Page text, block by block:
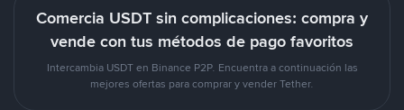
Comercia USDT sin complicaciones: compra y
vende con tus métodos de pago favoritos
Intercambia USDT en Binance P2P. Encuentra a continuación las
mejores ofertas para comprar y vender Tether.